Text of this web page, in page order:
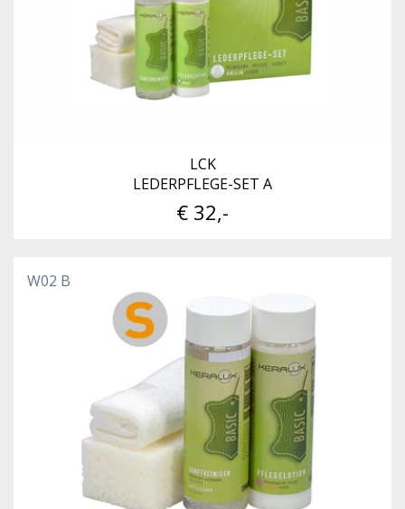
LCK
LEDERPFLEGE-SET A
€ 32,-
W02 B